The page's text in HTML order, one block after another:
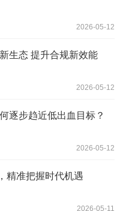
2026-05-12
生态 提升合规新效能
2026-05-12
逐步趋近低出血目标？
2026-05-12
精准把握时代机遇
2026-05-11